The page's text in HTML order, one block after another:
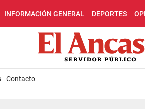
INFORMACIÓN GENERAL DEPORTES
Contacto